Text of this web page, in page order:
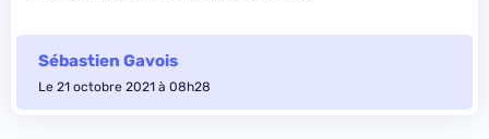
Sébastien Gavois
Le 21 octobre 2021 à 08h28